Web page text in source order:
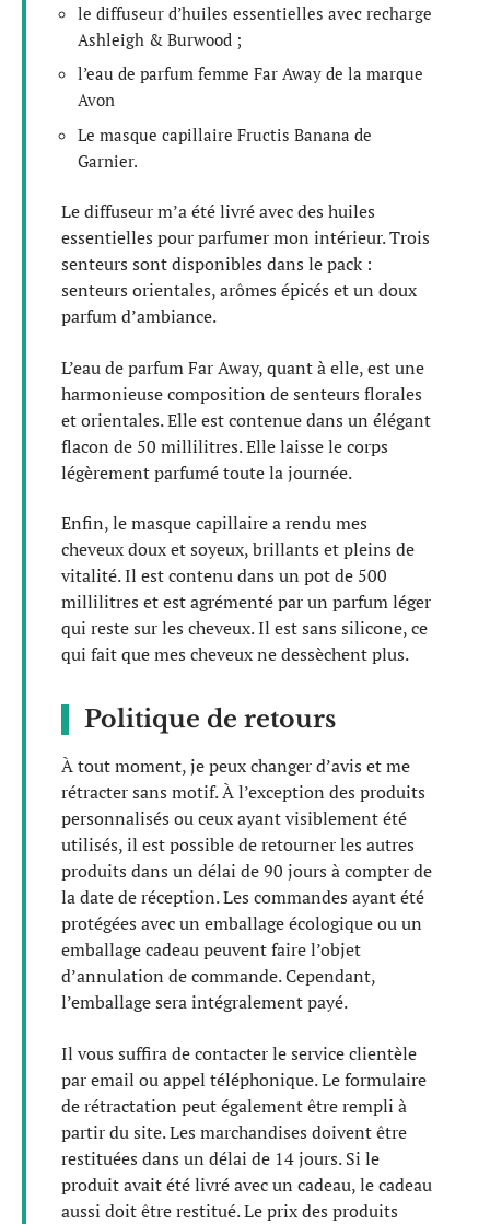
le diffuseur d’huiles essentielles avec recharge
Ashleigh & Burwood ;
l’eau de parfum femme Far Away de la marque
Avon
Le masque capillaire Fructis Banana de
Garnier.
Le diffuseur m’a été livré avec des huiles
essentielles pour parfumer mon intérieur. Trois
senteurs sont disponibles dans le pack :
senteurs orientales, arômes épicés et un doux
parfum d’ambiance.
L’eau de parfum Far Away, quant à elle, est une
harmonieuse composition de senteurs florales
et orientales. Elle est contenue dans un élégant
flacon de 50 millilitres. Elle laisse le corps
légèrement parfumé toute la journée.
Enfin, le masque capillaire a rendu mes
cheveux doux et soyeux, brillants et pleins de
vitalité. Il est contenu dans un pot de 500
millilitres et est agrémenté par un parfum léger
qui reste sur les cheveux. Il est sans silicone, ce
qui fait que mes cheveux ne dessèchent plus.
Politique de retours
À tout moment, je peux changer d’avis et me
rétracter sans motif. À l’exception des produits
personnalisés ou ceux ayant visiblement été
utilisés, il est possible de retourner les autres
produits dans un délai de 90 jours à compter de
la date de réception. Les commandes ayant été
protégées avec un emballage écologique ou un
emballage cadeau peuvent faire l’objet
d’annulation de commande. Cependant,
l’emballage sera intégralement payé.
Il vous suffira de contacter le service clientèle
par email ou appel téléphonique. Le formulaire
de rétractation peut également être rempli à
partir du site. Les marchandises doivent être
restituées dans un délai de 14 jours. Si le
produit avait été livré avec un cadeau, le cadeau
aussi doit être restitué. Le prix des produits